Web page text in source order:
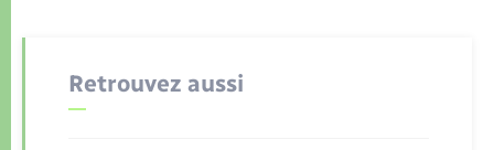
Retrouvez aussi